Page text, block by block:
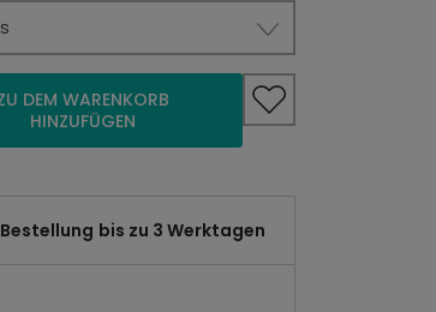
DEM WARENKORB
HINZUFÜGEN
bis zu 3 Werktagen